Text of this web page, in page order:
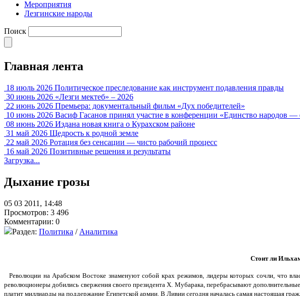
Мероприятия
Лезгинские народы
Поиск
Главная лента
18 июль 2026 Политическое преследование как инструмент подавления правды
30 июнь 2026 «Лезги мектеб» – 2026
22 июнь 2026 Премьера: документальный фильм «Дух победителей»
10 июнь 2026 Васиф Гасанов принял участие в конференции «Единство народов —
08 июнь 2026 Издана новая книга о Курахском районе
31 май 2026 Щедрость к родной земле
22 май 2026 Ротация без сенсации — чисто рабочий процесс
16 май 2026 Позитивные решения и результаты
Загрузка...
Дыхание грозы
05 03 2011, 14:48
Просмотров: 3 496
Комментарии: 0
Раздел: Политика / Аналитика
Стоит ли
Революции на Арабском Востоке знаменуют собой крах режимов, лидеры которых сочли, что
революционеры добились свержения своего президента Х. Мубарака, перебрасывают
платит миллиарды на поддержание Египетской армии. В Ливии сегодня началась самая настоящая